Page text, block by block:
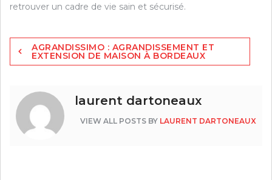
retrouver un cadre de vie sain et sécurisé.
Post
navigation
AGRANDISSIMO : AGRANDISSEMENT ET
EXTENSION DE MAISON À BORDEAUX
laurent dartoneaux
VIEW ALL POSTS BY LAURENT DARTONEAUX